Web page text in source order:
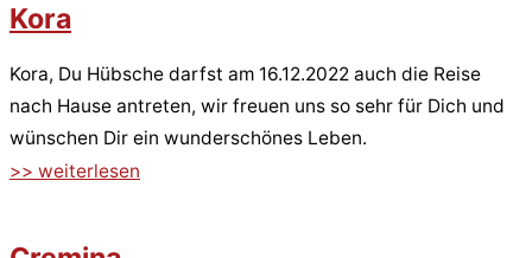
Kora
Kora, Du Hübsche darfst am 16.12.2022 auch die Reise
nach Hause antreten, wir freuen uns so sehr für Dich und
wünschen Dir ein wunderschönes Leben.
>> weiterlesen